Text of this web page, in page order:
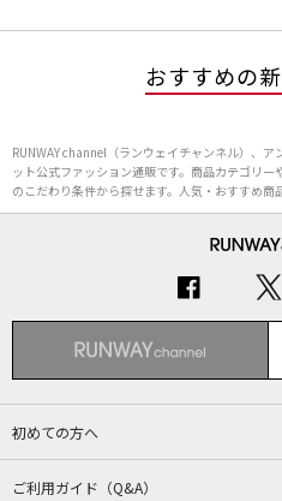
おすすめの
RUNWAY channel（ランウェイチャンネル）、
ット公式ファッション通販です。商品カテゴリ
のこだわり条件から探せます。人気・おすすめ商
初めての方へ
ご利用ガイド（Q&A）